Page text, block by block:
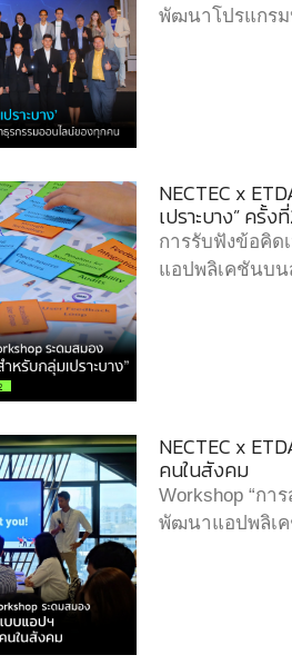
พัฒนาโปรแกรม
NECTEC x
เปราะบาง” ครั้ง
การรับฟังข้อคิด
แอปพลิเคชันบน
NECTEC x
คนในสังคม
Workshop “กา
พัฒนาแอปพลิเค